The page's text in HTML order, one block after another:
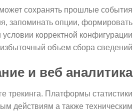
сохранять прошлые события
запоминать опции, формировать
корректной конфигурации
объем сбора сведений.
и веб аналитика
трекинга. Платформы статистики
действиям а также техническим